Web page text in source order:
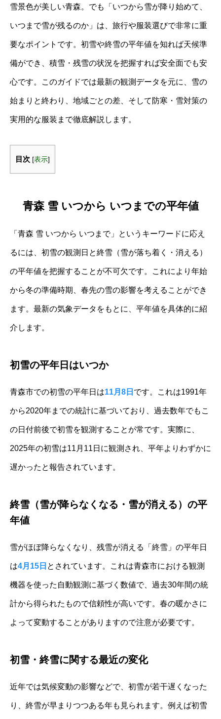
雪景色が美しい青森。でも「いつから雪が降り始めて、
いつまで雪が残るのか」は、旅行や服装選びで非常に重
要なポイントです。初雪や終雪の平年値を知れば天候準
備ができ、積雪・残雪の状況を把握すれば安全面でも安
心です。このガイドでは最新の観測データを元に、雪の
始まりと終わり、地域ごとの差、そして防寒・雪対策の
実用的な服装まで徹底解説します。
目次 [表示]
青森 雪 いつから いつまでの平年値
「青森 雪 いつから いつまで」というキーワードに応え
るには、初雪の観測日と終雪（雪が落ち着く・消える）
の平年値を把握することが不可欠です。これにより年始
から冬の準備時期、春先の雪の影響を考えることができ
ます。最新の気象データをもとに、平年値を具体的に紹
介します。
初雪の平年日はいつか
青森市での初雪の平年日は11月8日 です。これは1991年
から2020年までの統計に基づいており、過去数年でもこ
の日付前後で初雪を観測することが常です。実際に、
2025年の初雪は11月11日に観測され、平年よりわずかに
遅かったと報告されています。
終雪（雪が降らなくなる・雪が消える）の平
年値
雪がほぼ降らなくなり、残雪が消える「終雪」の平年日
は4月15日 とされています。これは青森市における観測
機器を使った自動観測に基づく数値で、過去30年間の統
計から得られたもので信頼性が高いです。春の暖かさに
よって変動することがありますので注意が必要です。
初雪・終雪に関する最近の変化
近年では気候変動の影響などで、初雪が若干遅くなった
り、終雪が早まりつつある年も見られます。例えば初雪